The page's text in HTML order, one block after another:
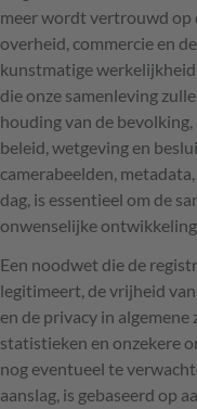
meer wordt vertrouwd
overheid, commercie en
kunstmatige
die onze samenleving
houding van de
beleid, wetgeving en
camerabeelden,
dag, is essentieel om de
onwenselijke
Een noodwet die de
legitimeert, de vrijheid
en de privacy in
statistieken en onzekere
nog eventueel te
aanslag, is gebaseerd op